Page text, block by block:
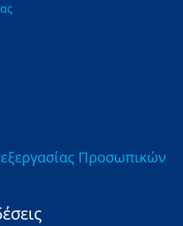
Προσωπικών